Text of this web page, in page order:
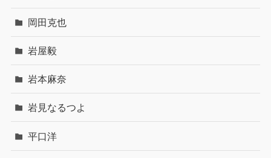
岡田克也
岩屋毅
岩本麻奈
岩見なるつよ
平口洋